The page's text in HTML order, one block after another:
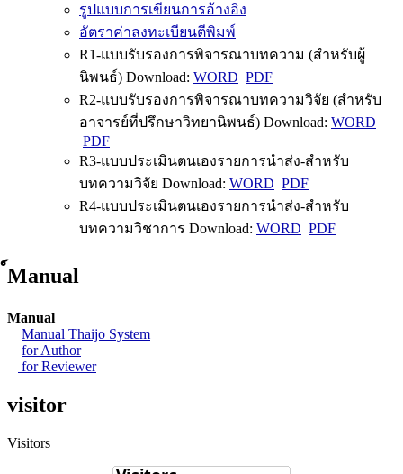
รูปแบบการเขียนการอ้างอิง
อัตราค่าลงทะเบียนตีพิมพ์
R1-แบบรับรองการพิจารณาบทความ (สำหรับผู้
นิพนธ์) Download: WORD PDF
R2-แบบรับรองการพิจารณาบทความวิจัย (สำหรับ
อาจารย์ที่ปรึกษาวิทยานิพนธ์) Download: WORD
PDF
R3-แบบประเมินตนเองรายการนำส่ง-สำหรับ
บทความวิจัย Download: WORD PDF
R4-แบบประเมินตนเองรายการนำส่ง-สำหรับ
บทความวิชาการ Download: WORD PDF
์Manual
Manual
Manual Thaijo System
for Author
for Reviewer
visitor
Visitors